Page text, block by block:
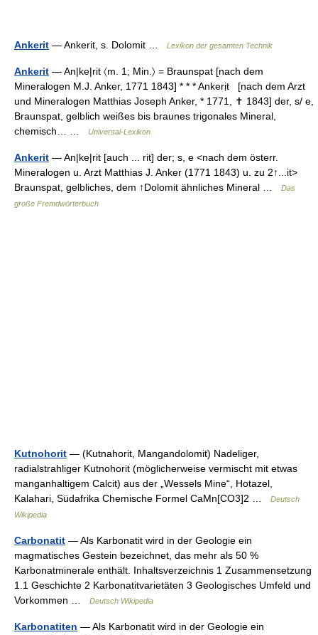
Ankerit — Ankerit, s. Dolomit … Lexikon der gesamten Technik
Ankerit — An|ke|rit 〈m. 1; Min.〉 = Braunspat [nach dem
Mineralogen M.J. Anker, 1771 1843] * * * Ankerịt [nach dem Arzt
und Mineralogen Matthias Joseph Anker, * 1771, ✝ 1843] der, s/ e,
Braunspat, gelblich weißes bis braunes trigonales Mineral,
chemisch… …
Universal-Lexikon
Ankerit — An|ke|rit [auch ... rit] der; s, e <nach dem österr.
Mineralogen u. Arzt Matthias J. Anker (1771 1843) u. zu 2↑...it>
Braunspat, gelbliches, dem ↑Dolomit ähnliches Mineral …
Das
große Fremdwörterbuch
Kutnohorit — (Kutnahorit, Mangandolomit) Nadeliger,
radialstrahliger Kutnohorit (möglicherweise vermischt mit etwas
manganhaltigem Calcit) aus der „Wessels Mine“, Hotazel,
Kalahari, Südafrika Chemische Formel CaMn[CO3]2 …
Deutsch
Wikipedia
Carbonatit — Als Karbonatit wird in der Geologie ein
magmatisches Gestein bezeichnet, das mehr als 50 %
Karbonatminerale enthält. Inhaltsverzeichnis 1 Zusammensetzung
1.1 Geschichte 2 Karbonatitvarietäten 3 Geologisches Umfeld und
Vorkommen …
Deutsch Wikipedia
Karbonatiten — Als Karbonatit wird in der Geologie ein